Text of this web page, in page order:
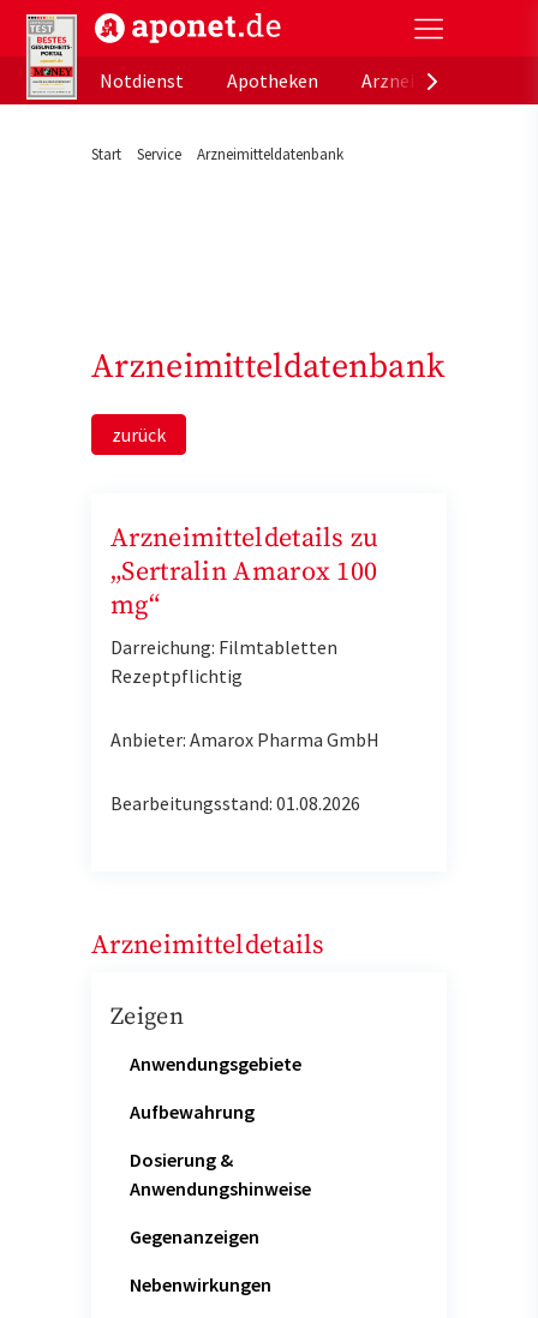
aponet.de - Das offizielle Gesundheitsportal der
Notdienst
Apotheken
Start Service Arzneimitteldatenbank
Arzneimitteldatenbank
zurück
Arzneimitteldetails zu
„Sertralin Amarox 100
mg“
Darreichung: Filmtabletten
Rezeptpflichtig
Anbieter: Amarox Pharma GmbH
Bearbeitungsstand: 01.08.2026
Arzneimitteldetails
Zeigen
Anwendungsgebiete
Aufbewahrung
Dosierung &
Anwendungshinweise
Gegenanzeigen
Nebenwirkungen